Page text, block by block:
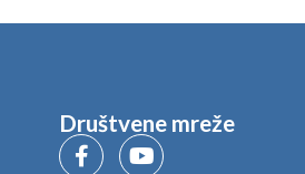
Društvene mreže